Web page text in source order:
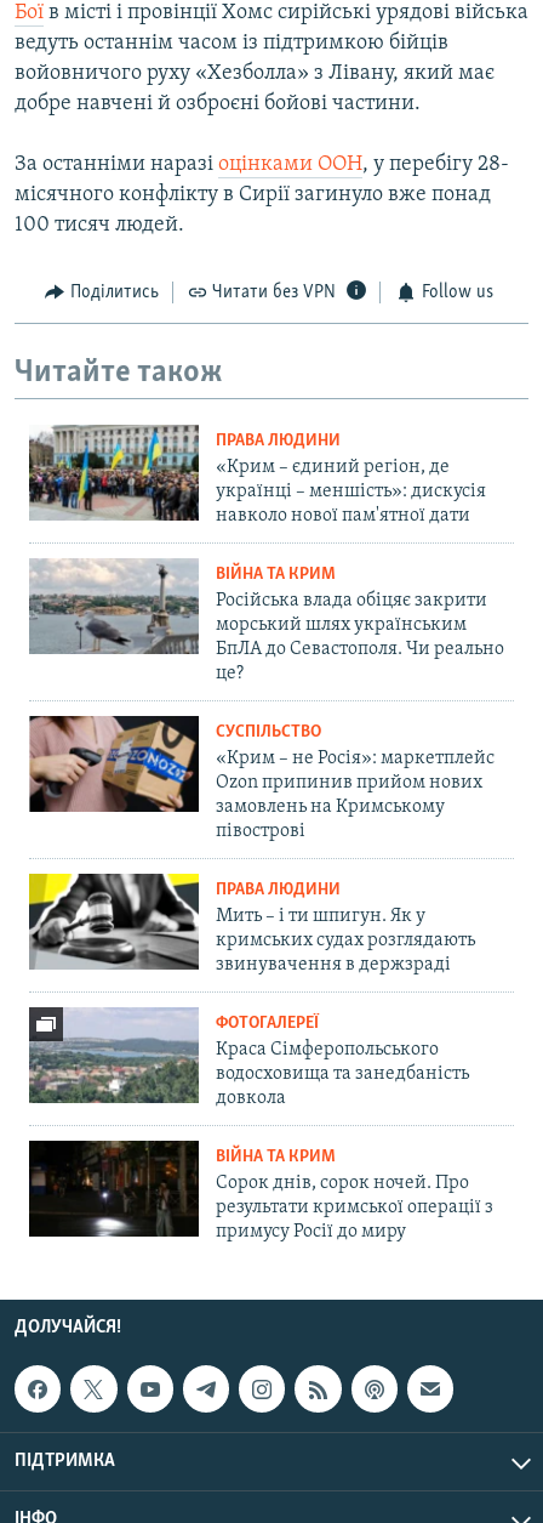
Бої в місті і провінції Хомс сирійські урядові війська
ведуть останнім часом із підтримкою бійців
войовничого руху «Хезболла» з Лівану, який має
добре навчені й озброєні бойові частини.
За останніми наразі оцінками ООН, у перебігу 28-
місячного конфлікту в Сирії загинуло вже понад
100 тисяч людей.
Поділитись Читати без VPN Follow us
Читайте також
ПРАВА ЛЮДИНИ
«Крим – єдиний регіон, де
українці – меншість»: дискусія
навколо нової пам'ятної дати
ВІЙНА ТА КРИМ
Російська влада обіцяє закрити
морський шлях українським
БпЛА до Севастополя. Чи реально
це?
СУСПІЛЬСТВО
«Крим – не Росія»: маркетплейс
Ozon припинив прийом нових
замовлень на Кримському
півострові
ПРАВА ЛЮДИНИ
Мить – і ти шпигун. Як у
кримських судах розглядають
звинувачення в держзраді
ФОТОГАЛЕРЕЇ
Краса Сімферопольського
водосховища та занедбаність
довкола
ВІЙНА ТА КРИМ
Сорок днів, сорок ночей. Про
результати кримської операції з
примусу Росії до миру
ДОЛУЧАЙСЯ!
ПІДТРИМКА
ІНФО